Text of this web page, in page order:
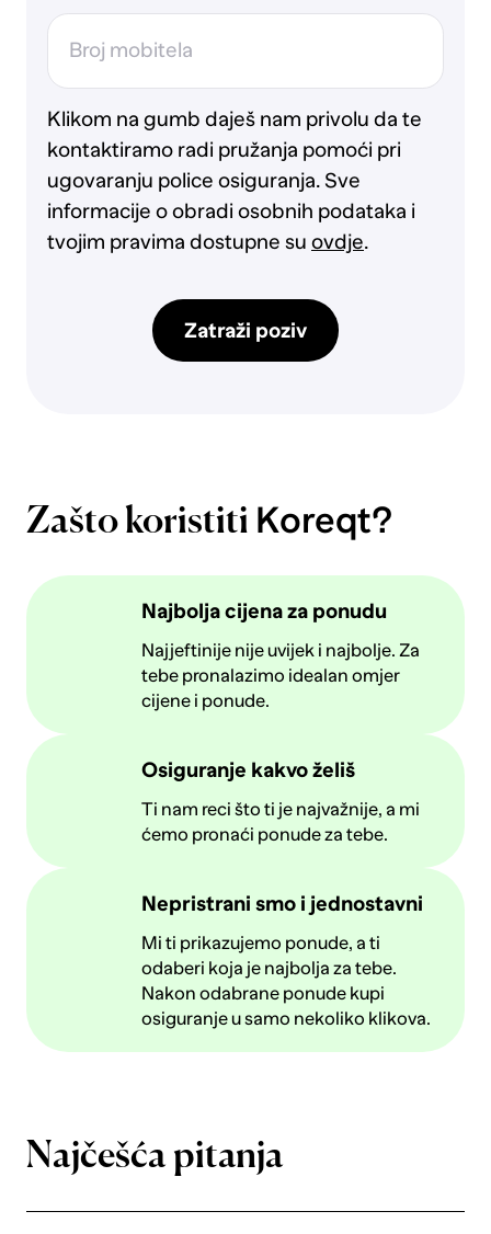
Broj mobitela
Klikom na gumb daješ nam privolu da te
kontaktiramo radi pružanja pomoći pri
ugovaranju police osiguranja. Sve
informacije o obradi osobnih podataka i
tvojim pravima dostupne su ovdje.
Zatraži poziv
Zašto koristiti Koreqt?
Najbolja cijena za ponudu
Najjeftinije nije uvijek i najbolje. Za
tebe pronalazimo idealan omjer
cijene i ponude.
Osiguranje kakvo želiš
Ti nam reci što ti je najvažnije, a mi
ćemo pronaći ponude za tebe.
Nepristrani smo i jednostavni
Mi ti prikazujemo ponude, a ti
odaberi koja je najbolja za tebe.
Nakon odabrane ponude kupi
osiguranje u samo nekoliko klikova.
Najčešća pitanja